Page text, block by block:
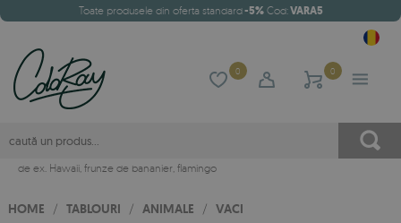
Toate produsele din oferta standard-5%Cod:VARA5
0 0
de ex. Hawaii, frunze de bananier, flamingo
HOME / TABLOURI / ANIMALE / VACI